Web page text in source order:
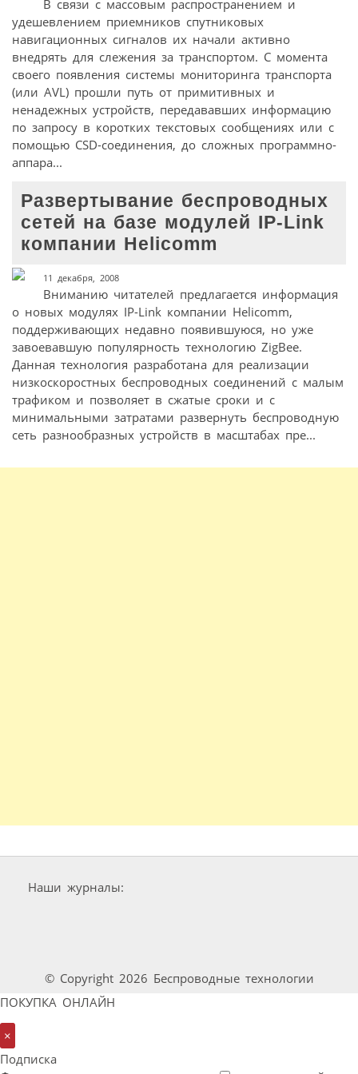
В связи с массовым распространением и
удешевлением приемников спутниковых
навигационных сигналов их начали активно
внедрять для слежения за транспортом. С момента
своего появления системы мониторинга транспорта
(или AVL) прошли путь от примитивных и
ненадежных устройств, передававших информацию
по запросу в коротких текстовых сообщениях или с
помощью CSD-соединения, до сложных программно-
аппара...
Развертывание беспроводных
сетей на базе модулей IP-Link
компании Helicomm
11 декабря, 2008
Вниманию читателей предлагается информация
о новых модулях IP-Link компании Helicomm,
поддерживающих недавно появившуюся, но уже
завоевавшую популярность технологию ZigBee.
Данная технология разработана для реализации
низкоскоростных беспроводных соединений с малым
трафиком и позволяет в сжатые сроки и с
минимальными затратами развернуть беспроводную
сеть разнообразных устройств в масштабах пре...
Наши журналы:
© Copyright 2026 Беспроводные технологии
ПОКУПКА ОНЛАЙН
×
Подписка